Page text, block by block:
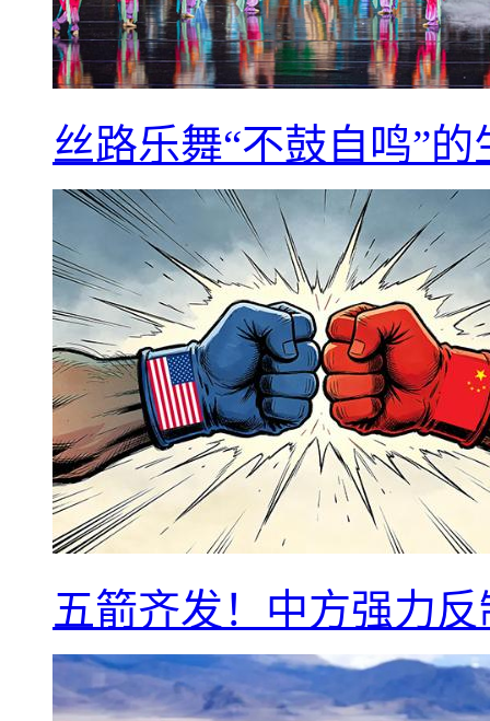
丝路乐舞“不鼓自鸣”
五箭齐发！中方强力